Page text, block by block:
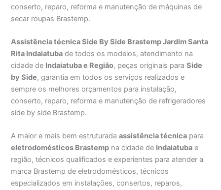
conserto, reparo, reforma e manutenção de máquinas de
secar roupas Brastemp.
Assistência técnica Side By Side Brastemp Jardim Santa
Rita Indaiatuba de todos os modelos, atendimento na
cidade de Indaiatuba e Região, peças originais paraSide
by Side, garantia em todos os serviços realizados e
sempre os melhores orçamentos para instalação,
conserto, reparo, reforma e manutenção de refrigeradores
side by side Brastemp.
A maior e mais bem estruturadaassistência técnica para
eletrodomésticos Brastemp na cidade de Indaiatuba e
região, técnicos qualificados e experientes para atender a
marca Brastemp de eletrodomésticos, técnicos
especializados em instalações, consertos, reparos,